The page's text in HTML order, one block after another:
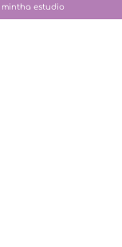
mintha estudio